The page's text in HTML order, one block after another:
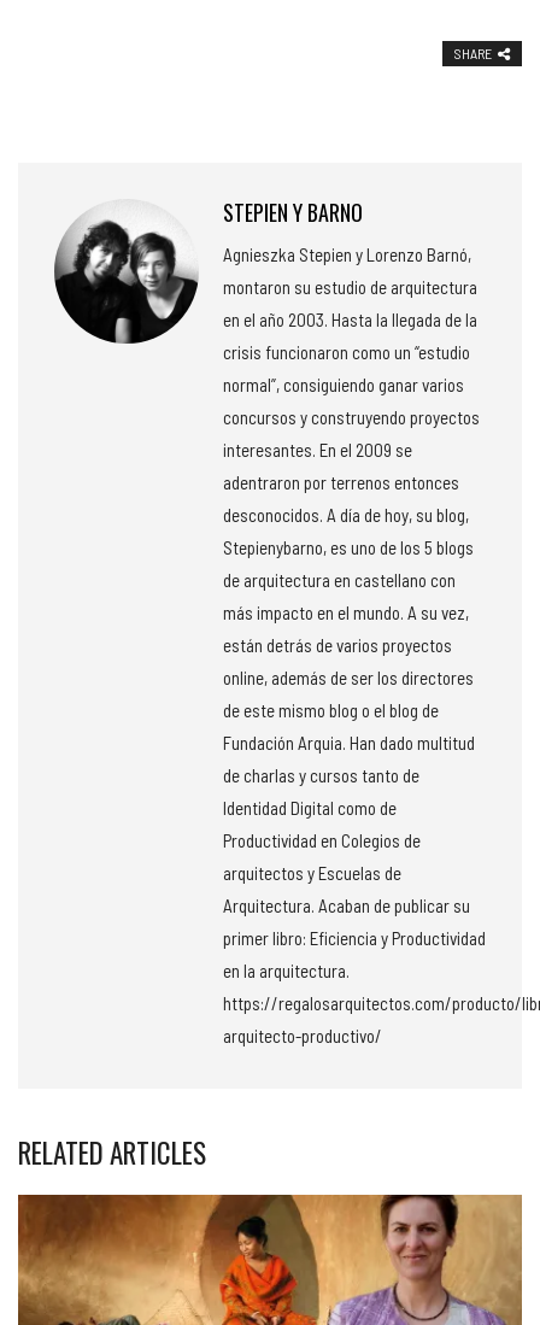
SHARE
STEPIEN Y BARNO
Agnieszka Stepien y Lorenzo Barnó,
montaron su estudio de arquitectura
en el año 2003. Hasta la llegada de la
crisis funcionaron como un “estudio
normal”, consiguiendo ganar varios
concursos y construyendo proyectos
interesantes. En el 2009 se
adentraron por terrenos entonces
desconocidos. A día de hoy, su blog,
Stepienybarno, es uno de los 5 blogs
de arquitectura en castellano con
más impacto en el mundo. A su vez,
están detrás de varios proyectos
online, además de ser los directores
de este mismo blog o el blog de
Fundación Arquia. Han dado multitud
de charlas y cursos tanto de
Identidad Digital como de
Productividad en Colegios de
arquitectos y Escuelas de
Arquitectura. Acaban de publicar su
primer libro: Eficiencia y Productividad
en la arquitectura.
https://regalosarquitectos.com/producto/
arquitecto-productivo/
RELATED ARTICLES